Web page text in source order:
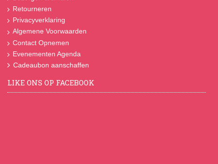
Retourneren
Privacyverklaring
Algemene Voorwaarden
Contact Opnemen
Evenementen Agenda
Cadeaubon aanschaffen
LIKE ONS OP FACEBOOK